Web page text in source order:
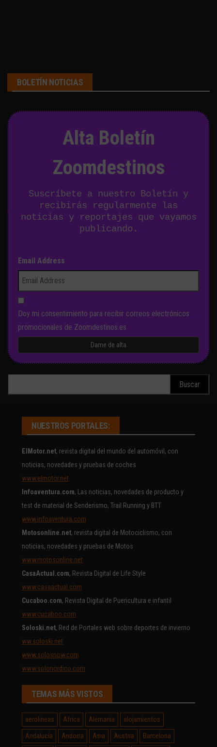
BOLETÍN NOTICIAS
Alta Boletín
Zoomdestinos
Suscríbete a nuestro Boletín y
recibirás regularmente las
noticias y reportajes que vayamos
publicando.
Email Address
Doy mi consentimiento para recibir correos electrónicos
promocionales de Zoomdestinos.es
NUESTROS PORTALES:
ElMotor.net, revista digital del mundo del automóvil, con
noticias, novedades y pruebas de coches
www.elmotor.net
Infoaventura.com, Las noticias, novedades de producto y
test de material de Senderismo, Trail Running y BTT
www.infoaventura.com
Motosonline.net, revista digital de Motociclismo, con
noticias, novedades y pruebas de Motos
www.motosonline.net
CasaActual.com, Revista Digital de Life Style
www.casaactual.com
Cucaboo.com, Revista Digital de Puericultura e infantil
www.cucaboo.com
Soloski.net, Red de Portales web sobre deportes de invierno
ww.soloski.net
www.solosnow.com
www.solonordico.com
TEMAS MÁS VISTOS
aerolineas Africa Alemania
alojamientos
Andalucía
Andorra Asia Austria
Barcelona